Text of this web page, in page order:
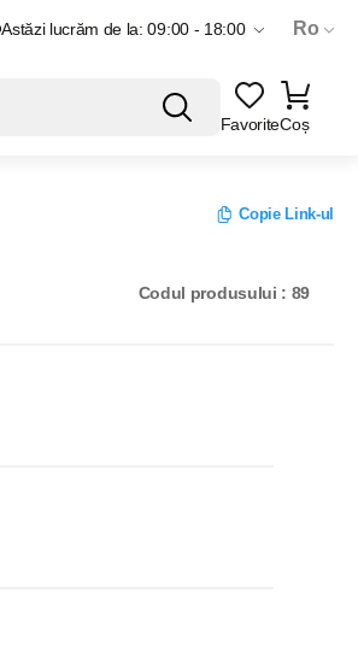
Astăzi lucrăm de la: 09:00 - 18:00 Ro
FavoriteCoș
Copie Link-ul
Codul produsului : 89